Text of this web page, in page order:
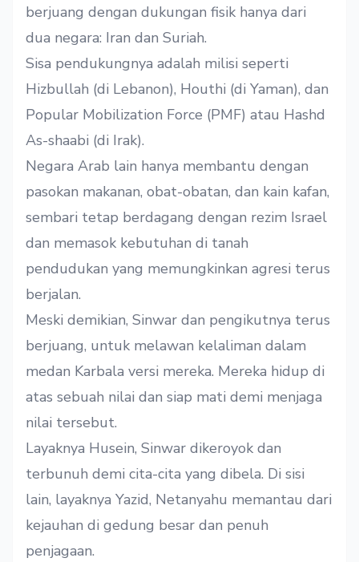
berjuang dengan dukungan fisik hanya dari
dua negara: Iran dan Suriah.
Sisa pendukungnya adalah milisi seperti
Hizbullah (di Lebanon), Houthi (di Yaman), dan
Popular Mobilization Force (PMF) atau Hashd
As-shaabi (di Irak).
Negara Arab lain hanya membantu dengan
pasokan makanan, obat-obatan, dan kain kafan,
sembari tetap berdagang dengan rezim Israel
dan memasok kebutuhan di tanah
pendudukan yang memungkinkan agresi terus
berjalan.
Meski demikian, Sinwar dan pengikutnya terus
berjuang, untuk melawan kelaliman dalam
medan Karbala versi mereka. Mereka hidup di
atas sebuah nilai dan siap mati demi menjaga
nilai tersebut.
Layaknya Husein, Sinwar dikeroyok dan
terbunuh demi cita-cita yang dibela. Di sisi
lain, layaknya Yazid, Netanyahu memantau dari
kejauhan di gedung besar dan penuh
penjagaan.